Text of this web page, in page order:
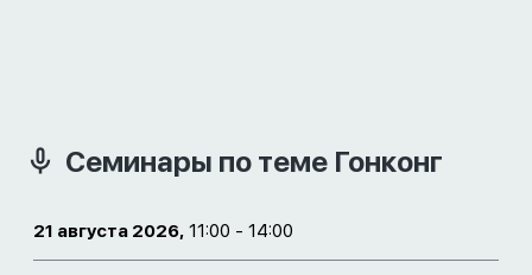
Семинары по теме Гонконг
21 августа 2026, 11:00 - 14:00